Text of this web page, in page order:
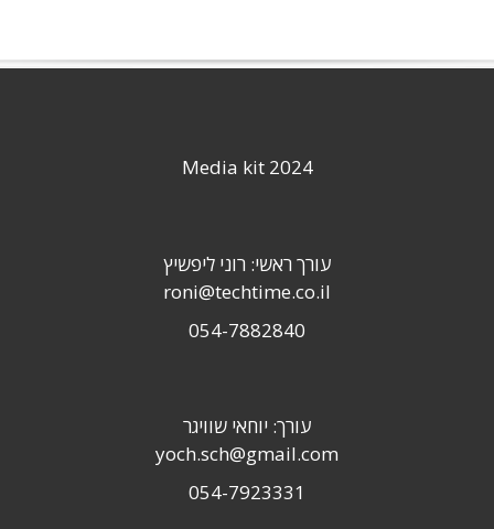
Media kit 2024
עורך ראשי: רוני ליפשיץ
roni@techtime.co.il
054-7882840
עורך: יוחאי שוויגר
yoch.sch@gmail.com
054-7923331